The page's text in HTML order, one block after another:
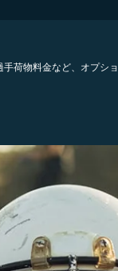
荷物料金など、オプシ